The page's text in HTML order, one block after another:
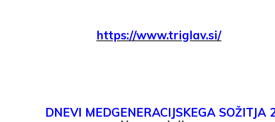
https://www.triglav.si/
DNEVI MEDGENERACIJSKEGA SOŽITJA